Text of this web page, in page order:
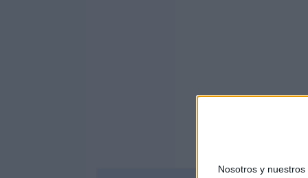
Nosotros y nuestros